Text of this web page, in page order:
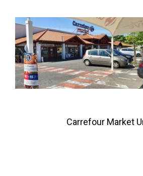
Carrefour Market